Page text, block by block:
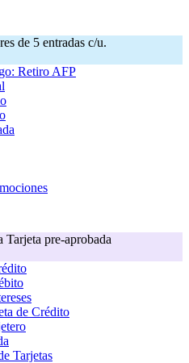
de 5 entradas c/u.
Retiro AFP
Tarjeta pre-aprobada
de Crédito
Tarjetas